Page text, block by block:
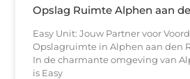
Opslag Ruimte Alphen aan
Easy Unit: Jouw Partner voor
Opslagruimte in Alphen aan den
In de charmante omgeving van
is Easy